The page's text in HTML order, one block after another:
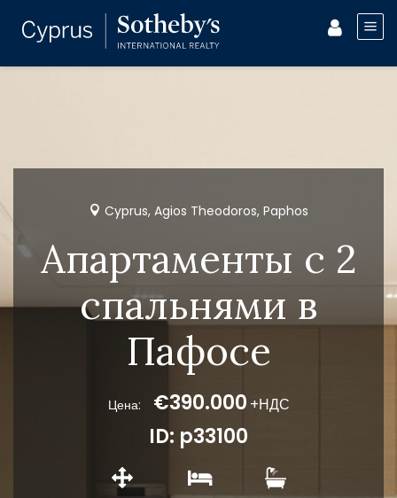
Cyprus, Agios Theodoros, Paphos
Апартаменты с 2
спальнями в
Пафосе
Цена: €390.000 +НДС
ID: p33100